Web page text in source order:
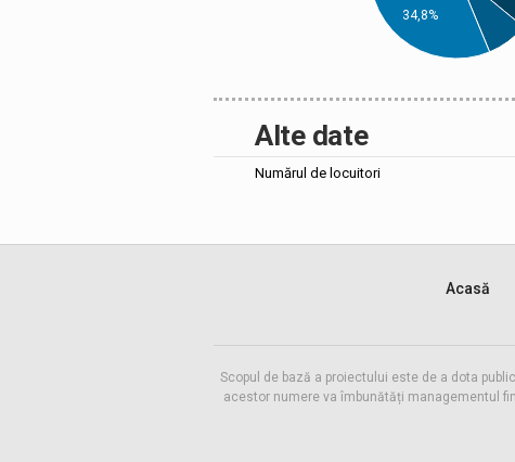
34,8%
Alte date
Numărul de locuitori
Acasă
Scopul de bază a proiectului este de a dota
acestor numere va îmbunătăți managementul